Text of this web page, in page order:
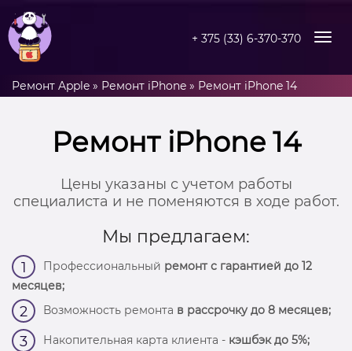
+ 375 (33) 6-370-370
Ремонт Apple » Ремонт iPhone » Ремонт iPhone 14
Ремонт iPhone 14
Цены указаны с учетом работы
специалиста и не поменяются в ходе работ.
Мы предлагаем:
1 Профессиональный ремонт с гарантией до 12
месяцев;
2 Возможность ремонта в рассрочку до 8 месяцев;
3 Накопительная карта клиента - кэшбэк до 5%;